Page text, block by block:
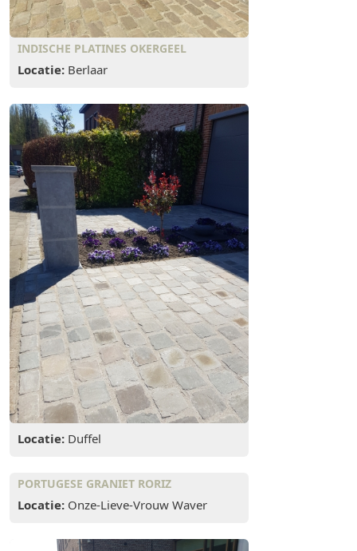
INDISCHE PLATINES OKERGEEL
Locatie: Berlaar
Locatie: Duffel
PORTUGESE GRANIET RORIZ
Locatie: Onze-Lieve-Vrouw Waver